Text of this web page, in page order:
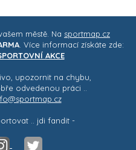
městě. Na sportmap.cz
. Více informací získáte zde:
AKCE
upozornit na chybu,
odvedenou práci ..
.. jdi fandit -